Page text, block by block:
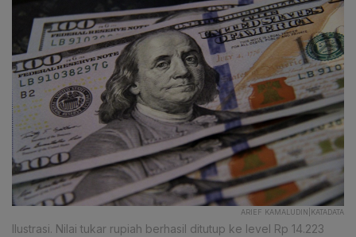
ARIEF KAMALUDIN|KATADATA
Ilustrasi. Nilai tukar rupiah berhasil ditutup ke level Rp 14.223